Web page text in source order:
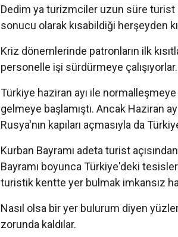
Dedim ya turizmciler uzun süre turist
sonucu olarak kısabildiği herşeyden
Kriz dönemlerinde patronların ilk
personelle işi sürdürmeye çalışıyorlar.
Türkiye haziran ayı ile
gelmeye başlamıştı. Ancak Haziran
Rusya'nın kapıları açmasıyla da
Kurban Bayramı adeta turist
Bayramı boyunca Türkiye'deki
turistik kentte yer bulmak imkansız
Nasıl olsa bir yer bulurum diyen
zorunda kaldılar.